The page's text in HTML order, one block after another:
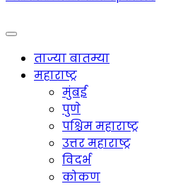
Maharashtra Jagran :
ताज्या बातम्या
महाराष्ट्र
मुंबई
पुणे
पश्चिम महाराष्ट्र
उत्तर महाराष्ट्र
विदर्भ
कोकण